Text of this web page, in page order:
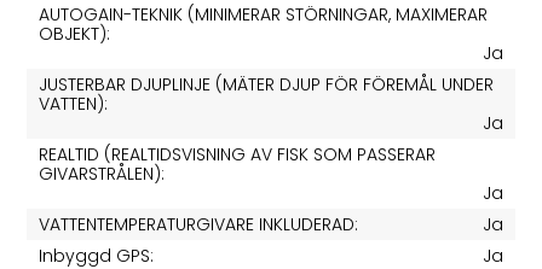
AUTOGAIN-TEKNIK (MINIMERAR STÖRNINGAR, MAXIMERAR
OBJEKT):
Ja
JUSTERBAR DJUPLINJE (MÄTER DJUP FÖR FÖREMÅL UNDER
VATTEN):
Ja
REALTID (REALTIDSVISNING AV FISK SOM PASSERAR
GIVARSTRÅLEN):
Ja
VATTENTEMPERATURGIVARE INKLUDERAD:
Ja
Inbyggd GPS:
Ja